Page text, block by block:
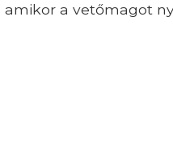
amikor a vetőmagot